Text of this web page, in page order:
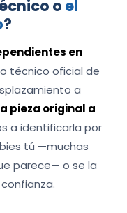
o el
?
en
técnico oficial de
a
pieza original a
a identificarla por
tú —muchas
parece— o se la